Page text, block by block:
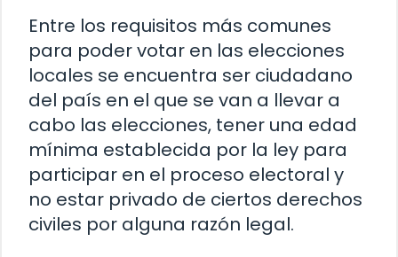
Entre los requisitos más comunes
para poder votar en las elecciones
locales se encuentra ser ciudadano
del país en el que se van a llevar a
cabo las elecciones, tener una edad
mínima establecida por la ley para
participar en el proceso electoral y
no estar privado de ciertos derechos
civiles por alguna razón legal.